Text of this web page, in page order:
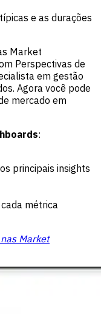
e as durações
Market
Perspectivas de
em gestão
Agora você pode
mercado em
:
principais insights
métrica
Market